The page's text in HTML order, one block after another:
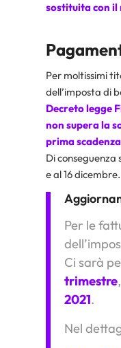
sostituita con il
Per moltissimi
dell’imposta di
Decreto legge
non supera la
prima
Di
e al 16 dicembre.
Per le
Ci sarà
trimestre
2021.
Nel